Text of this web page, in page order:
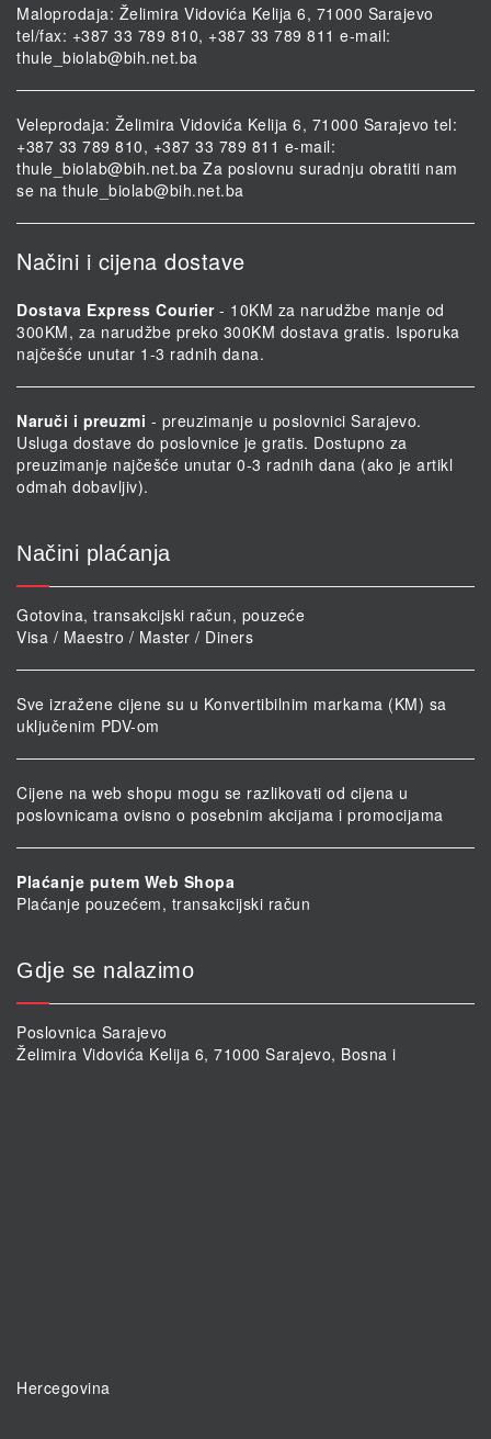
Maloprodaja: Želimira Vidovića Kelija 6, 71000 Sarajevo
tel/fax: +387 33 789 810, +387 33 789 811 e-mail:
thule_biolab@bih.net.ba
Veleprodaja: Želimira Vidovića Kelija 6, 71000 Sarajevo tel:
+387 33 789 810, +387 33 789 811 e-mail:
thule_biolab@bih.net.ba Za poslovnu suradnju obratiti nam
se na thule_biolab@bih.net.ba
Načini i cijena dostave
Dostava Express Courier- 10KM za narudžbe manje od
300KM, za narudžbe preko 300KM dostava gratis. Isporuka
najčešće unutar 1-3 radnih dana.
Naruči i preuzmi - preuzimanje u poslovnici Sarajevo.
Usluga dostave do poslovnice je gratis. Dostupno za
preuzimanje najčešće unutar 0-3 radnih dana (ako je artikl
odmah dobavljiv).
Načini plaćanja
Gotovina, transakcijski račun, pouzeće
Visa / Maestro / Master / Diners
Sve izražene cijene su u Konvertibilnim markama (KM) sa
uključenim PDV-om
Cijene na web shopu mogu se razlikovati od cijena u
poslovnicama ovisno o posebnim akcijama i promocijama
Plaćanje putem Web Shopa
Plaćanje pouzećem, transakcijski račun
Gdje se nalazimo
Poslovnica Sarajevo
Želimira Vidovića Kelija 6, 71000 Sarajevo, Bosna i
Hercegovina